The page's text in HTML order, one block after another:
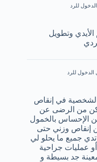
للرد
وتطويل
للرد
الشخصية في إنقاص
من الرضى عن
الإحساس بالخمول
إنقاص وزني حتى
جميع ما يحلو لي
عمليات جراحية
جد بسيطة و